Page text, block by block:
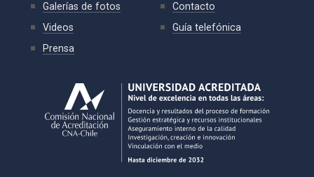
Galerías de fotos
Videos
Prensa
Contacto
Guía telefónica